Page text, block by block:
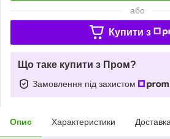
або
Купити з
Що таке купити з Пром?
Замовлення під захистом
Опис Характеристики Доставка